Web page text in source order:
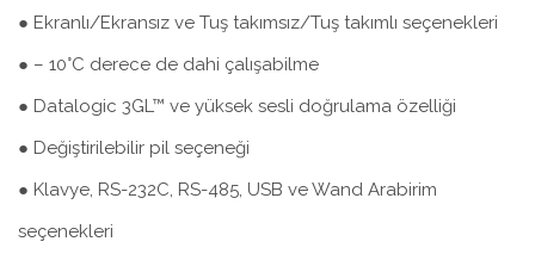
● Ekranlı/Ekransız ve Tuş takımsız/Tuş takımlı seçenekleri
● – 10°C derece de dahi çalışabilme
● Datalogic 3GL™ ve yüksek sesli doğrulama özelliği
● Değiştirilebilir pil seçeneği
● Klavye, RS-232C, RS-485, USB ve Wand Arabirim
seçenekleri